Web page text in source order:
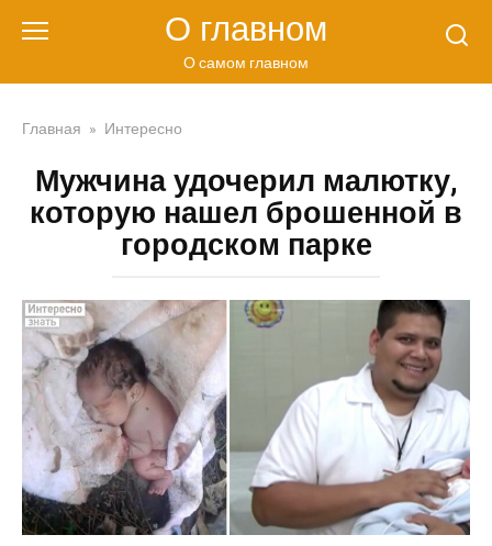
О главном
О самом главном
Главная » Интересно
Мужчина удочерил малютку,
которую нашел брошенной в
городском парке